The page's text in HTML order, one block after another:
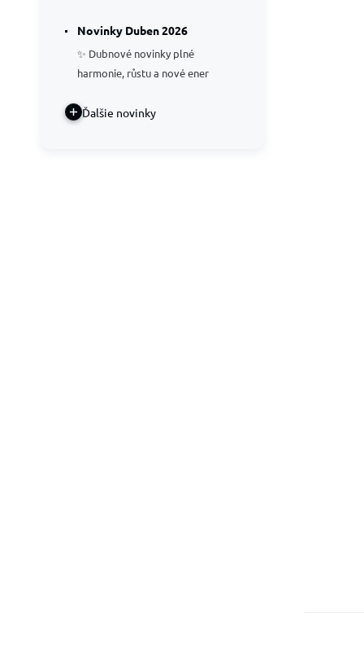
Novinky Duben 2026
✨ Dubnové novinky plné
harmonie, růstu a nové ener
Ďalšie novinky